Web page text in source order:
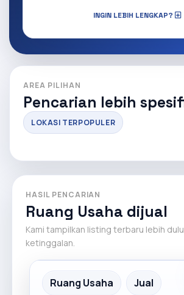
INGIN LEBIH LENGKAP?
AREA PILIHAN
Pencarian lebih
LOKASI TERPOPULER
HASIL PENCARIAN
Ruang Usaha dijual
Kami tampilkan listing terbaru lebih
ketinggalan.
Recommended
Ruang Usaha Jual